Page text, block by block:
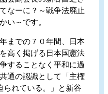
なーに？～戦争法廃止
い～です。
までの７０年間、日本
高く掲げる日本国憲法
することなく平和に過
通の認識として「主権
られている。」と新谷